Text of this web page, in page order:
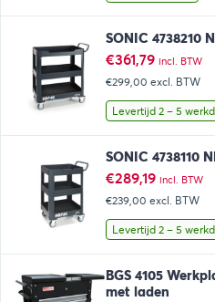
SONIC 4738210
€361,79 incl. BTW
€299,00 excl. BTW
Levertijd 2 – 5
SONIC 4738110
€289,19 incl. BTW
€239,00 excl. BTW
Levertijd 2 – 5
BGS 4105
met laden